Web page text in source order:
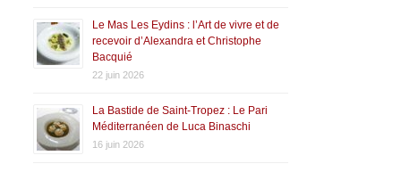
Le Mas Les Eydins : l’Art de vivre et de
recevoir d’Alexandra et Christophe
Bacquié
22 juin 2026
La Bastide de Saint-Tropez : Le Pari
Méditerranéen de Luca Binaschi
16 juin 2026